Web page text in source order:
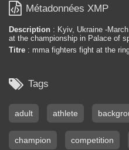
 Métadonnées XMP
Description : Kyiv, Ukraine -
at the championship in Palace of
Titre : mma fighters fight at the
 Tags
adult athlete
champion competition